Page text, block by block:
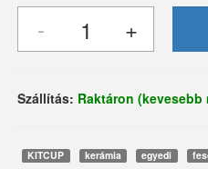
Szállítás: Raktáron (kevesebb
KITCUP kerámia egyedi